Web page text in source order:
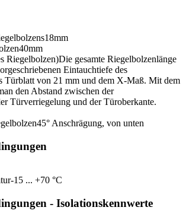
18mm
40mm
Riegelbolzen)Die gesamte Riegelbolzenlänge
Eintauchtiefe des
Türblatt von 21 mm und dem X-Maß. Mit dem
den Abstand zwischen der
Türverriegelung und der Türoberkante.
45° Anschrägung, von unten
-15 ... +70 °C
- Isolationskennwerte